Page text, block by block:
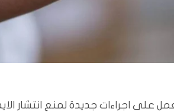
على اجراءات جديدة لمنع انتشار